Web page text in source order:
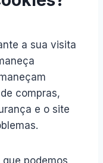
a sua visita
compras,
e o site
podemos